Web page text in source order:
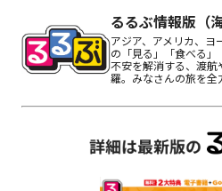
るるぶ情報版（
アジア、アメリカ、ヨ
の「見る」「食べる
不安を解消する、渡
羅。みなさんの旅を全